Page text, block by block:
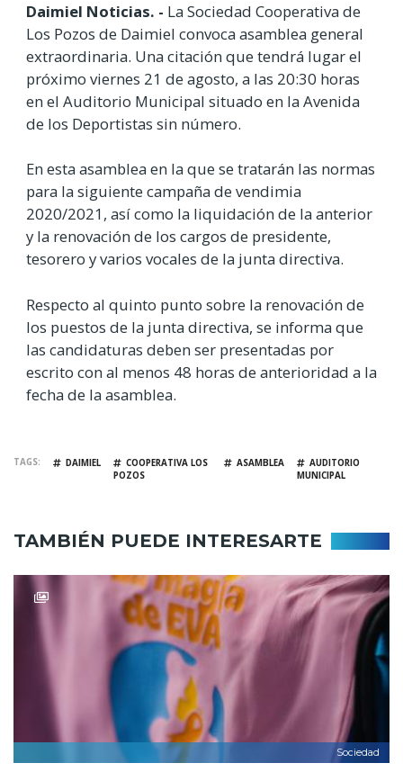
Daimiel Noticias. - La Sociedad Cooperativa de
Los Pozos de Daimiel convoca asamblea general
extraordinaria. Una citación que tendrá lugar el
próximo viernes 21 de agosto, a las 20:30 horas
en el Auditorio Municipal situado en la Avenida
de los Deportistas sin número.
En esta asamblea en la que se tratarán las normas
para la siguiente campaña de vendimia
2020/2021, así como la liquidación de la anterior
y la renovación de los cargos de presidente,
tesorero y varios vocales de la junta directiva.
Respecto al quinto punto sobre la renovación de
los puestos de la junta directiva, se informa que
las candidaturas deben ser presentadas por
escrito con al menos 48 horas de anterioridad a la
fecha de la asamblea.
TAGS DAIMIEL
COOPERATIVA LOS
POZOS
ASAMBLEA
AUDITORIO
MUNICIPAL
TAMBIÉN PUEDE INTERESARTE
Sociedad